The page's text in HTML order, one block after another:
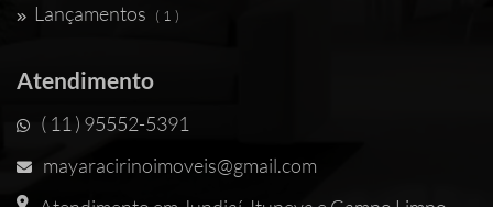
Lançamentos ( 1 )
Atendimento
( 11 ) 95552-5391
mayaracirinoimoveis@gmail.com